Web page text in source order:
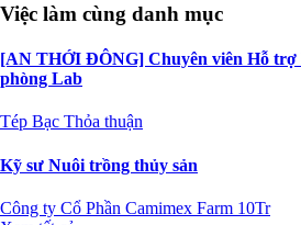
Việc làm cùng danh mục
[AN THỚI ĐÔNG] Chuyên viên Hỗ trợ
phòng Lab
Tép Bạc Thỏa thuận
Kỹ sư Nuôi trồng thủy sản
Công ty Cổ Phần Camimex Farm 10Tr